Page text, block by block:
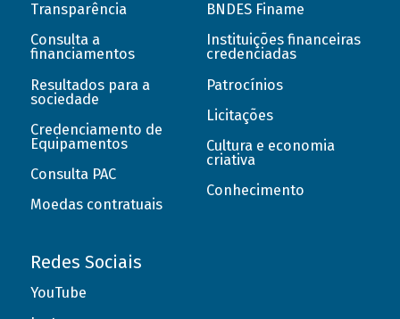
Transparência
Consulta a
financiamentos
Resultados para a
sociedade
Credenciamento de
Equipamentos
Consulta PAC
Moedas contratuais
BNDES Finame
Instituições financeiras
credenciadas
Patrocínios
Licitações
Cultura e economia
criativa
Conhecimento
Redes Sociais
YouTube